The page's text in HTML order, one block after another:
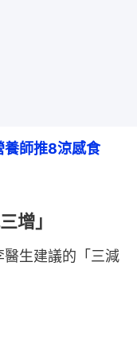
養師推8涼感食
增」
生建議的「三減